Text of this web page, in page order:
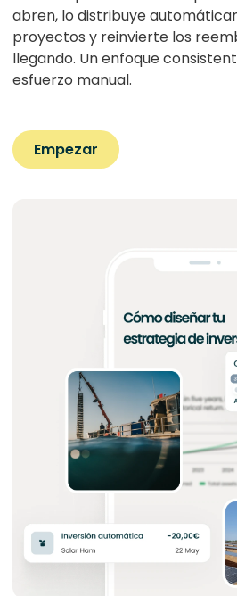
abren, lo distribuye
proyectos y reinvierte los
llegando. Un enfoque
esfuerzo manual.
Empezar